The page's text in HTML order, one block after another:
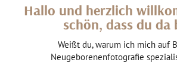
Hallo und herzlich
schön, dass du da
Weißt du, warum ich mich auf
Neugeborenenfotografie